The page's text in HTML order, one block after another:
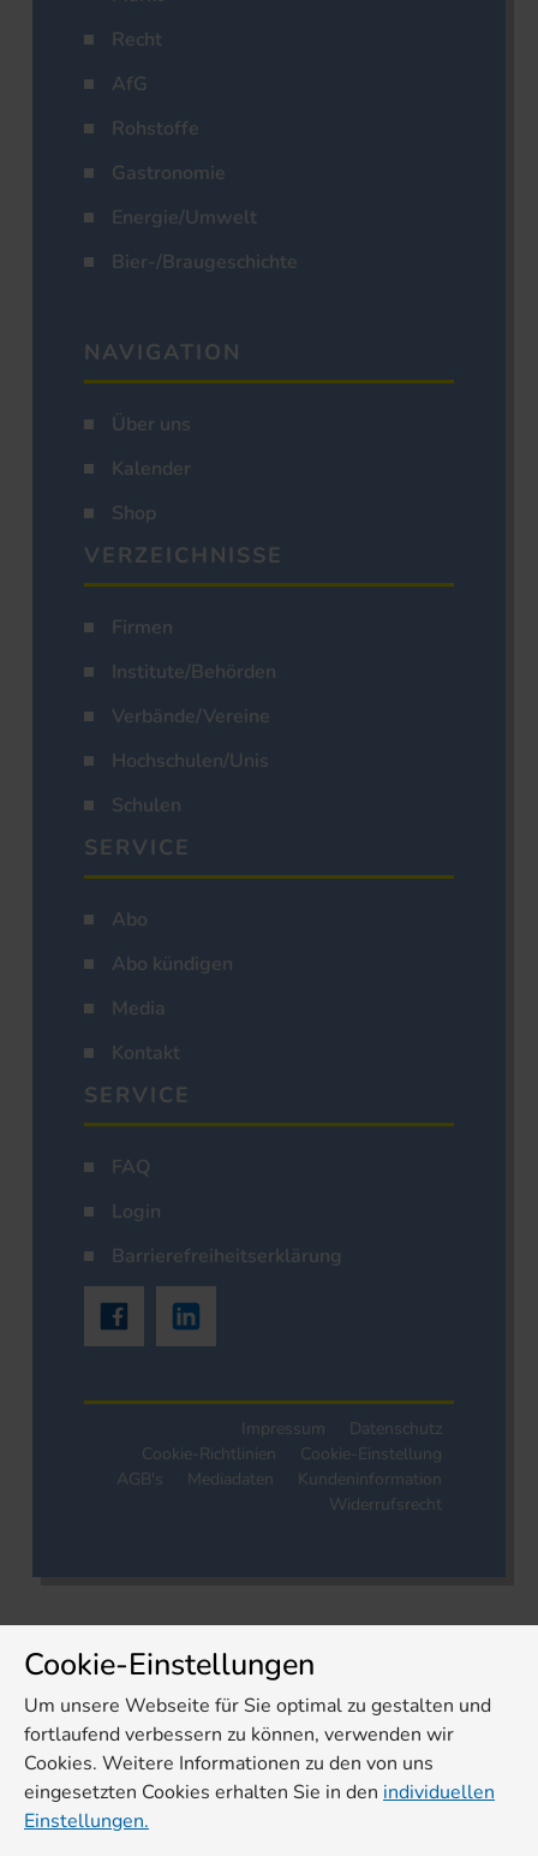
Recht
AfG
Rohstoffe
Gastronomie
Energie/Umwelt
Bier-/Braugeschichte
NAVIGATION
Über uns
Kalender
Shop
VERZEICHNISSE
Firmen
Institute/Behörden
Verbände/Vereine
Hochschulen/Unis
Schulen
SERVICE
Abo
Abo kündigen
Media
Kontakt
SERVICE
FAQ
Login
Barrierefreiheitserklärung
Impressum
Datenschutz
Cookie-Richtlinien
Cookie-Einstellung
AGB's
Mediadaten
Kundeninformation
Widerrufsrecht
Cookie-Einstellungen
Um unsere Webseite für Sie optimal zu gestalten und
fortlaufend verbessern zu können, verwenden wir
Cookies. Weitere Informationen zu den von uns
eingesetzten Cookies erhalten Sie in den individuellen
Einstellungen.